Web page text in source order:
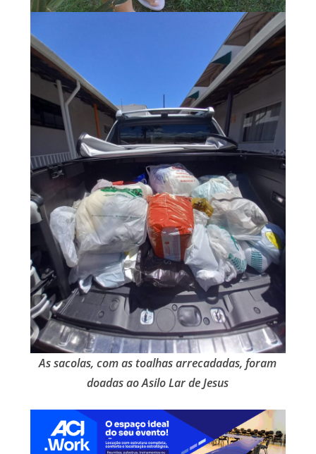
As sacolas, com as toalhas arrecadadas, foram
doadas ao Asilo Lar de Jesus